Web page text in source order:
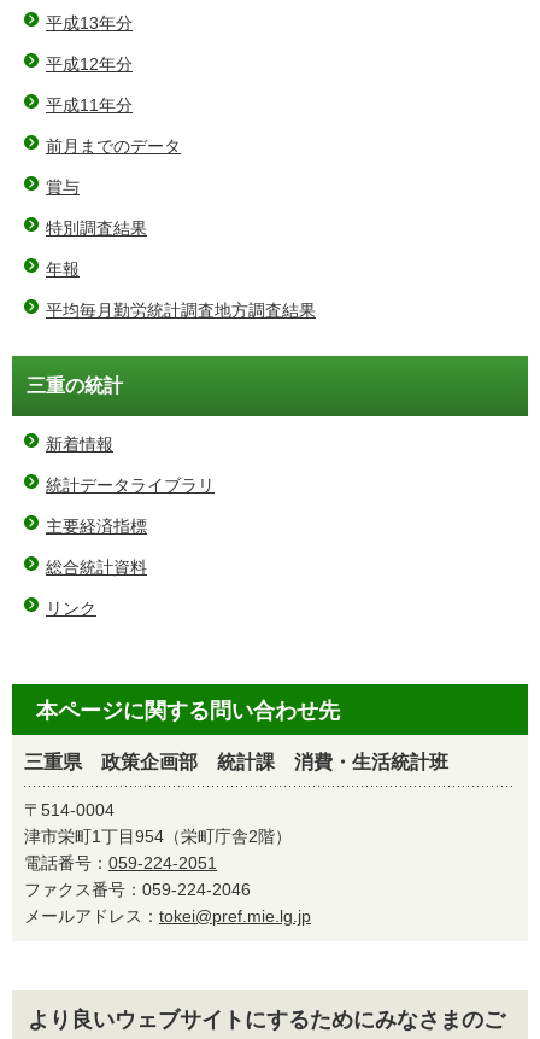
平成13年分
平成12年分
平成11年分
前月までのデータ
賞与
特別調査結果
年報
平均毎月勤労統計調査地方調査結果
三重の統計
新着情報
統計データライブラリ
主要経済指標
総合統計資料
リンク
本ページに関する問い合わせ先
三重県 政策企画部 統計課 消費・生活統計班
〒514-0004
津市栄町1丁目954（栄町庁舎2階）
電話番号： 059-224-2051
ファクス番号：059-224-2046
メールアドレス： tokei@pref.mie.lg.jp
より良いウェブサイトにするためにみなさまのご